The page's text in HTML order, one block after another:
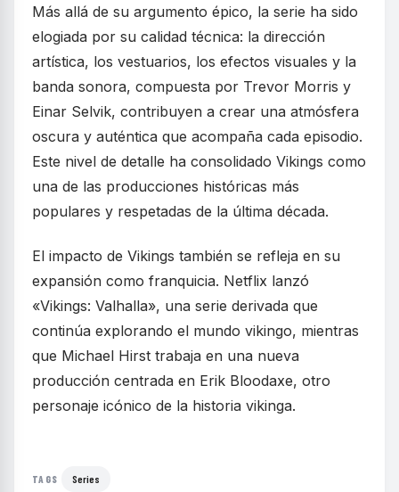
Más allá de su argumento épico, la serie ha sido
elogiada por su calidad técnica: la dirección
artística, los vestuarios, los efectos visuales y la
banda sonora, compuesta por Trevor Morris y
Einar Selvik, contribuyen a crear una atmósfera
oscura y auténtica que acompaña cada episodio.
Este nivel de detalle ha consolidado Vikings como
una de las producciones históricas más
populares y respetadas de la última década.
El impacto de Vikings también se refleja en su
expansión como franquicia. Netflix lanzó
«Vikings: Valhalla», una serie derivada que
continúa explorando el mundo vikingo, mientras
que Michael Hirst trabaja en una nueva
producción centrada en Erik Bloodaxe, otro
personaje icónico de la historia vikinga.
TAGS Series